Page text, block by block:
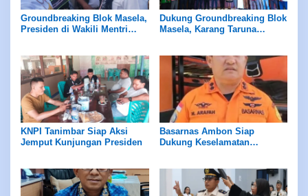
Groundbreaking Blok Masela,
Presiden di Wakili Mentri
Dukung Groundbreaking Blok
Masela, Karang Taruna
Kesehatan Hingga Pendidikan
KNPI Tanimbar Siap Aksi
Jemput Kunjungan Presiden
Basarnas Ambon Siap
Dukung Keselamatan
Penunjang